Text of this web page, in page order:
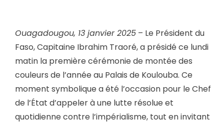
Ouagadougou, 13 janvier 2025 – Le Président du
Faso, Capitaine Ibrahim Traoré, a présidé ce lundi
matin la première cérémonie de montée des
couleurs de l’année au Palais de Koulouba. Ce
moment symbolique a été l’occasion pour le Chef
de l’État d’appeler à une lutte résolue et
quotidienne contre l’impérialisme, tout en invitant